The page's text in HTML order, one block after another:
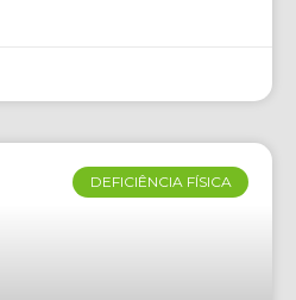
DEFICIÊNCIA FÍSICA